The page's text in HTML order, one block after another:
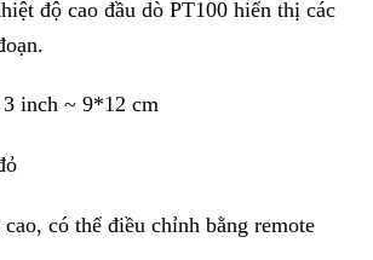
độ cao đầu dò PT100 hiển thị các
inch ~ 9*12 cm
có thể điều chỉnh bằng remote